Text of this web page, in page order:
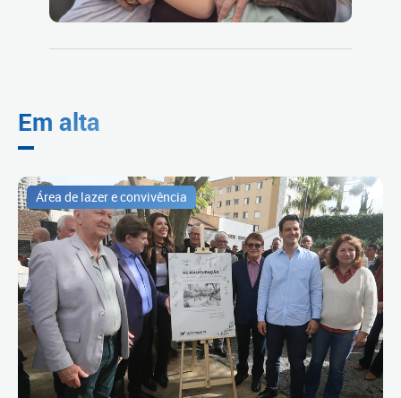
Em alta
Área de lazer e convivência